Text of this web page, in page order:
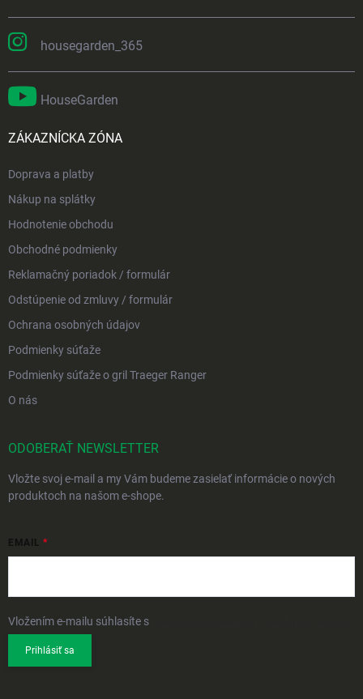
housegarden_365
HouseGarden
ZÁKAZNÍCKA ZÓNA
Doprava a platby
Nákup na splátky
Hodnotenie obchodu
Obchodné podmienky
Reklamačný poriadok / formulár
Odstúpenie od zmluvy / formulár
Ochrana osobných údajov
Podmienky súťaže
Podmienky súťaže o gril Traeger Ranger
O nás
ODOBERAŤ NEWSLETTER
Vložte svoj e-mail a my Vám budeme zasielať informácie o nových
produktoch na našom e-shope.
EMAIL
Vložením e-mailu súhlasíte s
Prihlásiť sa